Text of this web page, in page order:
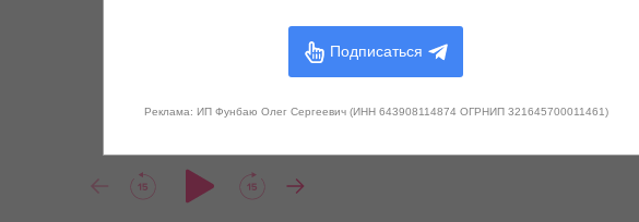
Подписаться
Реклама: ИП Фунбаю Олег Сергеевич (ИНН 643908114874 ОГРНИП 321645700011461)